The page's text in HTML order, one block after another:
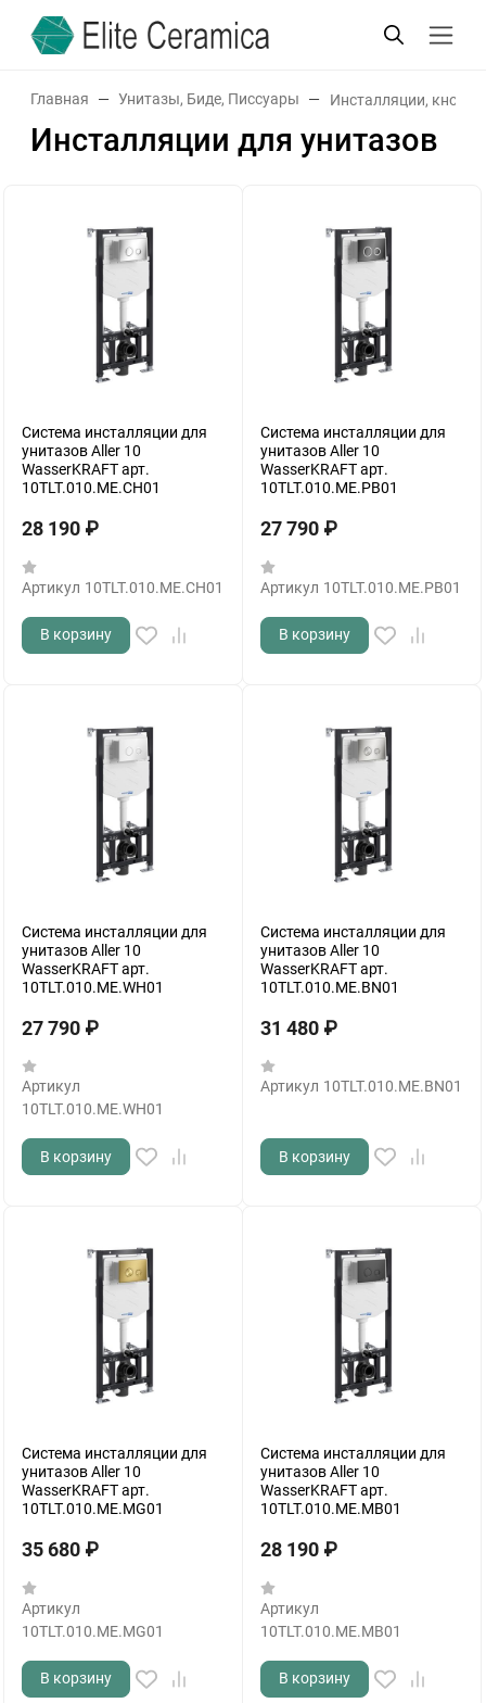
Главная Унитазы, Биде, Писсуары Инсталляции,
Инсталляции для унитазов
Система инсталляции для
унитазов Aller 10
WasserKRAFT арт.
10TLT.010.ME.CH01
28 190 ₽
Артикул 10TLT.010.ME.CH01
В корзину
Система инсталляции для
унитазов Aller 10
WasserKRAFT арт.
10TLT.010.ME.PB01
27 790 ₽
Артикул 10TLT.010.ME.PB01
В корзину
Система инсталляции для
унитазов Aller 10
WasserKRAFT арт.
10TLT.010.ME.WH01
27 790 ₽
Артикул
10TLT.010.ME.WH01
В корзину
Система инсталляции для
унитазов Aller 10
WasserKRAFT арт.
10TLT.010.ME.BN01
31 480 ₽
Артикул 10TLT.010.ME.BN01
В корзину
Система инсталляции для
унитазов Aller 10
WasserKRAFT арт.
10TLT.010.ME.MG01
35 680 ₽
Артикул
10TLT.010.ME.MG01
В корзину
Система инсталляции для
унитазов Aller 10
WasserKRAFT арт.
10TLT.010.ME.MB01
28 190 ₽
Артикул
10TLT.010.ME.MB01
В корзину